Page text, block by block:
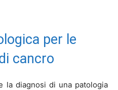
per le
cancro
la diagnosi di una patologia